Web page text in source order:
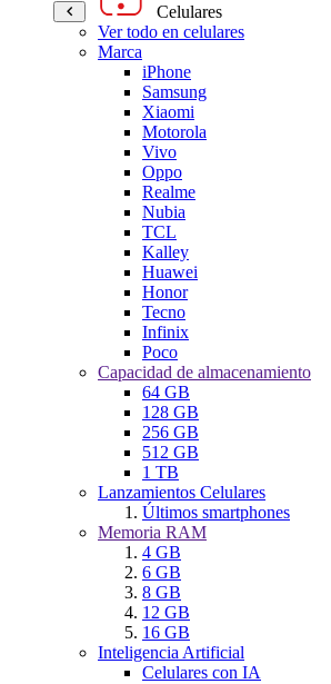
Celulares
Ver todo en celulares
Marca
iPhone
Samsung
Xiaomi
Motorola
Vivo
Oppo
Realme
Nubia
TCL
Kalley
Huawei
Honor
Tecno
Infinix
Poco
Capacidad de almacenamiento
64 GB
128 GB
256 GB
512 GB
1 TB
Lanzamientos Celulares
Últimos smartphones
Memoria RAM
4 GB
6 GB
8 GB
12 GB
16 GB
Inteligencia Artificial
Celulares con IA